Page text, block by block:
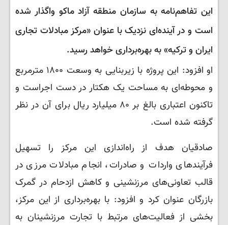
این تفاهم‌نامه به سازمان منطقه آزاد ماکو واگذار شده
است و در آینده‌ای نزدیک با عنوان «مرکز مبادلات تجاری
ایران و ترکیه» به بهره‌برداری خواهد رسید.
او افزود: این پروژه با زیربنایی به وسعت ۱۸۰۰ مترمربع
و محوطه‌ای به مساحت یک هکتار در دست اجراست و
تاکنون اعتباری بالغ بر ۸۰ میلیارد ریال برای آن در نظر
گرفته شده است.
صادقیان هدف از راه‌اندازی این مرکز را تسهیل
فرآیندهای واردات و صادرات، انجام مبادلات مرزی در
قالب تعاونی‌های مرزنشینی و کاهش ازدحام در گمرک
بازرگان عنوان کرد و افزود: با بهره‌برداری از این مرکز،
بخشی از فعالیت‌های مرتبط با تجارت مرزنشینان به